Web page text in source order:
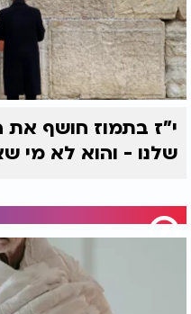
י"ז בתמוז חושף את
שלנו - והוא לא מי